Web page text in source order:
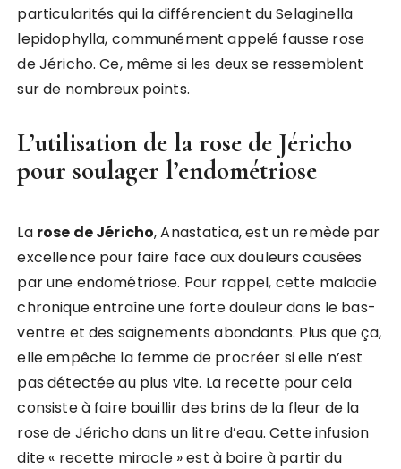
particularités qui la différencient du Selaginella
lepidophylla, communément appelé fausse rose
de Jéricho. Ce, même si les deux se ressemblent
sur de nombreux points.
L’utilisation de la rose de Jéricho
pour soulager l’endométriose
La rose de Jéricho, Anastatica, est un remède par
excellence pour faire face aux douleurs causées
par une endométriose. Pour rappel, cette maladie
chronique entraîne une forte douleur dans le bas-
ventre et des saignements abondants. Plus que ça,
elle empêche la femme de procréer si elle n’est
pas détectée au plus vite. La recette pour cela
consiste à faire bouillir des brins de la fleur de la
rose de Jéricho dans un litre d’eau. Cette infusion
dite « recette miracle » est à boire à partir du